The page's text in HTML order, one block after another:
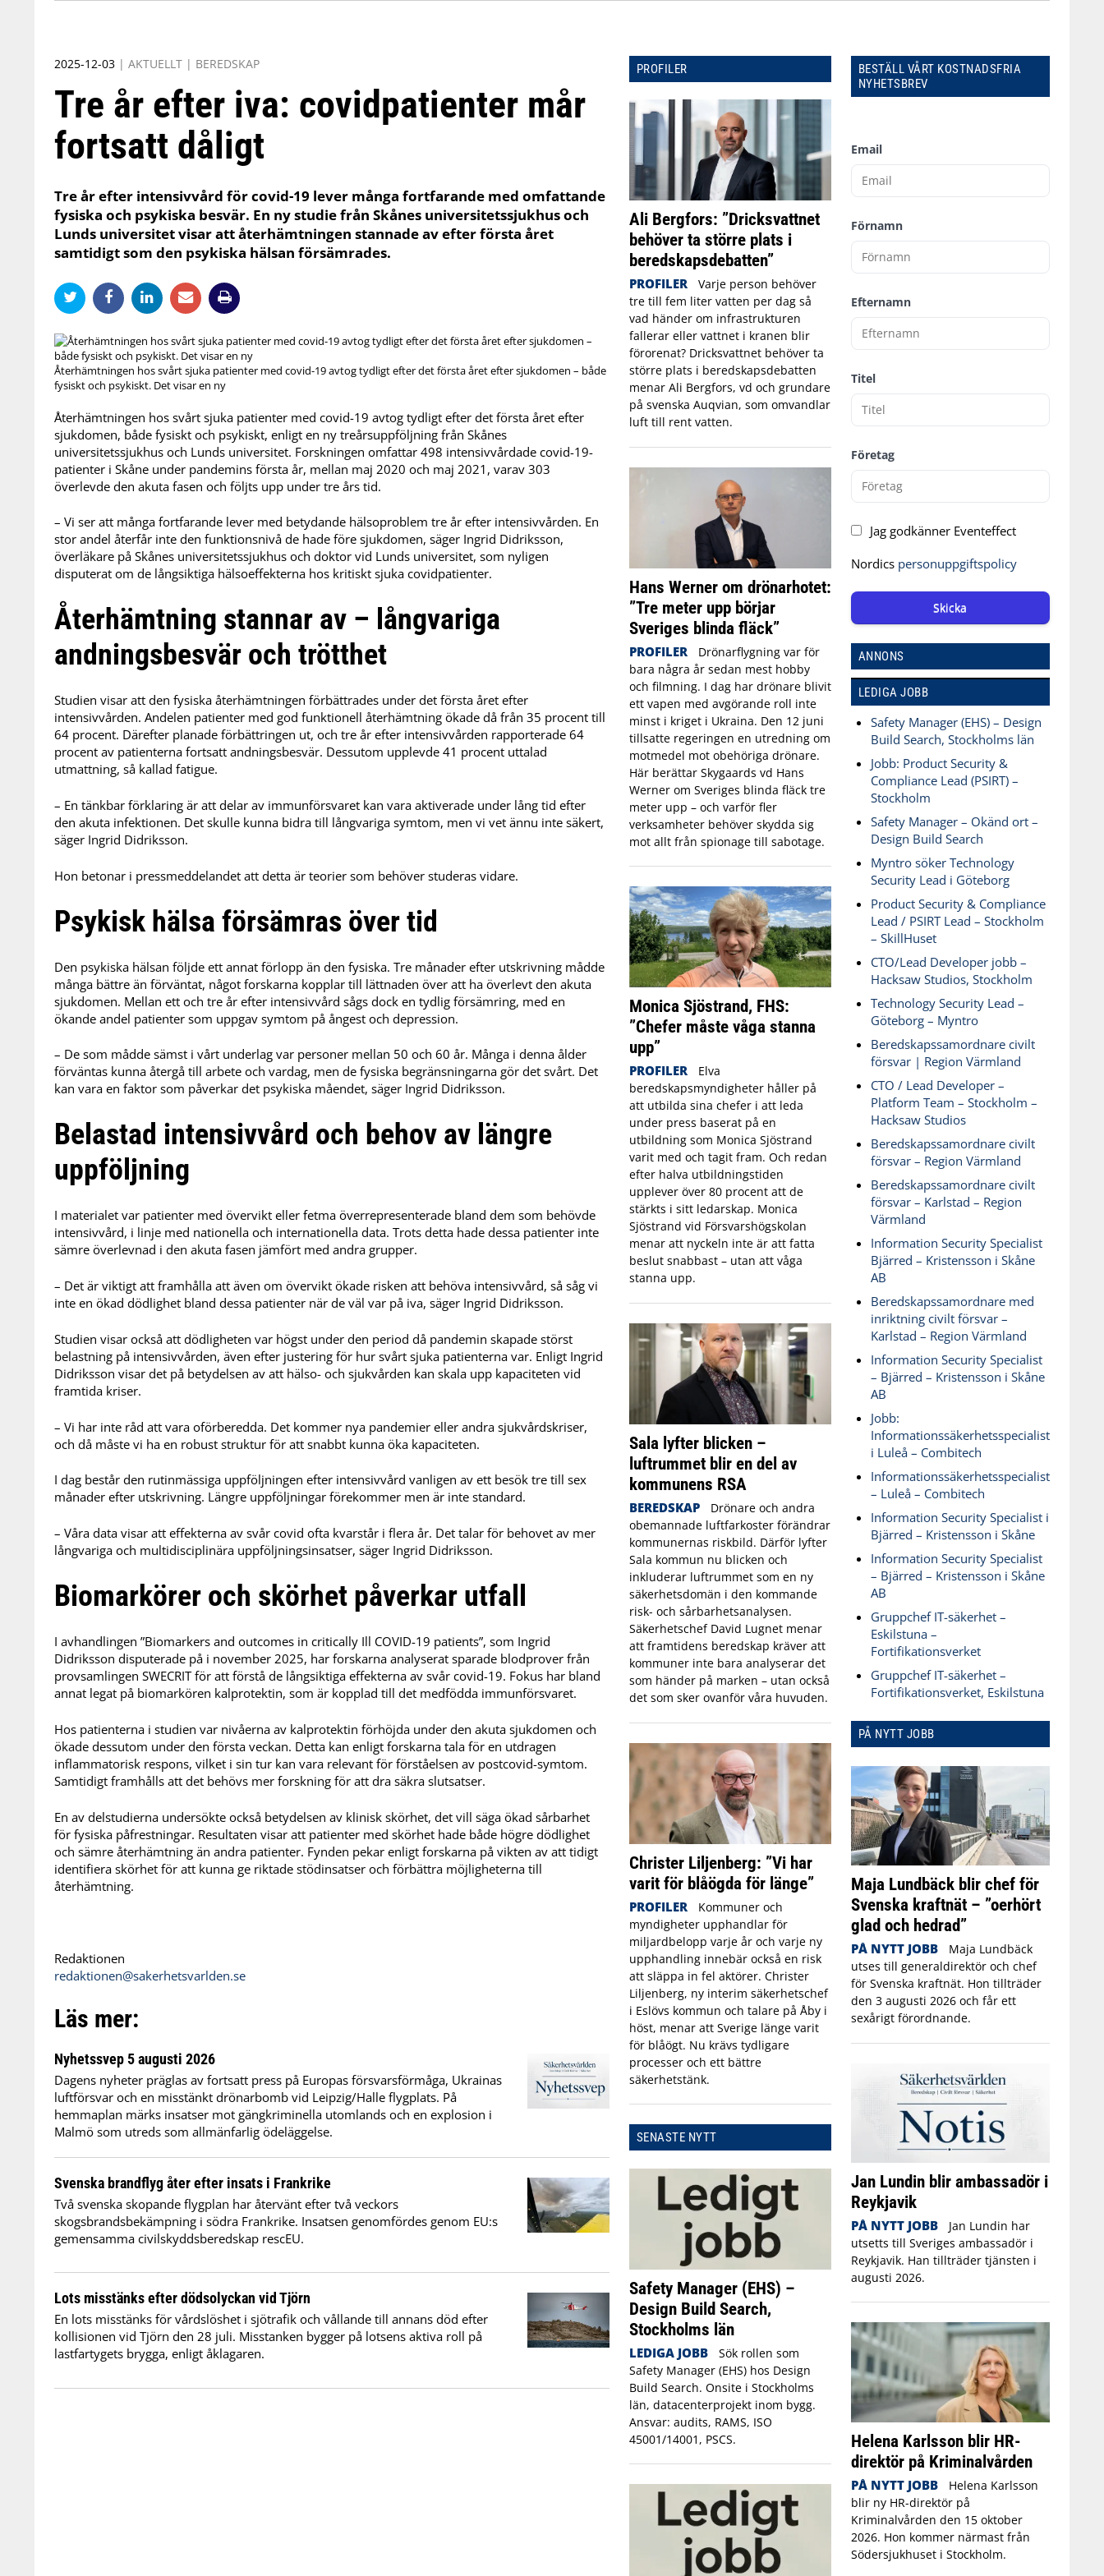
2025-12-03 | AKTUELLT | BEREDSKAP
Tre år efter iva: covidpatienter mår
fortsatt dåligt
Tre år efter intensivvård för covid-19 lever många fortfarande med omfattande
fysiska och psykiska besvär. En ny studie från Skånes universitetssjukhus och
Lunds universitet visar att återhämtningen stannade av efter första året
samtidigt som den psykiska hälsan försämrades.
Återhämtningen hos svårt sjuka patienter med covid-19 avtog tydligt efter det första året efter sjukdomen – både
fysiskt och psykiskt. Det visar en ny
Återhämtningen hos svårt sjuka patienter med covid-19 avtog tydligt efter det första året efter
sjukdomen, både fysiskt och psykiskt, enligt en ny treårsuppföljning från Skånes
universitetssjukhus och Lunds universitet. Forskningen omfattar 498 intensivvårdade covid-19-
patienter i Skåne under pandemins första år, mellan maj 2020 och maj 2021, varav 303
överlevde den akuta fasen och följts upp under tre års tid.
– Vi ser att många fortfarande lever med betydande hälsoproblem tre år efter intensivvården. En
stor andel återfår inte den funktionsnivå de hade före sjukdomen, säger Ingrid Didriksson,
överläkare på Skånes universitetssjukhus och doktor vid Lunds universitet, som nyligen
disputerat om de långsiktiga hälsoeffekterna hos kritiskt sjuka covidpatienter.
Återhämtning stannar av – långvariga
andningsbesvär och trötthet
Studien visar att den fysiska återhämtningen förbättrades under det första året efter
intensivvården. Andelen patienter med god funktionell återhämtning ökade då från 35 procent till
64 procent. Därefter planade förbättringen ut, och tre år efter intensivvården rapporterade 64
procent av patienterna fortsatt andningsbesvär. Dessutom upplevde 41 procent uttalad
utmattning, så kallad fatigue.
– En tänkbar förklaring är att delar av immunförsvaret kan vara aktiverade under lång tid efter
den akuta infektionen. Det skulle kunna bidra till långvariga symtom, men vi vet ännu inte säkert,
säger Ingrid Didriksson.
Hon betonar i pressmeddelandet att detta är teorier som behöver studeras vidare.
Psykisk hälsa försämras över tid
Den psykiska hälsan följde ett annat förlopp än den fysiska. Tre månader efter utskrivning mådde
många bättre än förväntat, något forskarna kopplar till lättnaden över att ha överlevt den akuta
sjukdomen. Mellan ett och tre år efter intensivvård sågs dock en tydlig försämring, med en
ökande andel patienter som uppgav symtom på ångest och depression.
– De som mådde sämst i vårt underlag var personer mellan 50 och 60 år. Många i denna ålder
förväntas kunna återgå till arbete och vardag, men de fysiska begränsningarna gör det svårt. Det
kan vara en faktor som påverkar det psykiska måendet, säger Ingrid Didriksson.
Belastad intensivvård och behov av längre
uppföljning
I materialet var patienter med övervikt eller fetma överrepresenterade bland dem som behövde
intensivvård, i linje med nationella och internationella data. Trots detta hade dessa patienter inte
sämre överlevnad i den akuta fasen jämfört med andra grupper.
– Det är viktigt att framhålla att även om övervikt ökade risken att behöva intensivvård, så såg vi
inte en ökad dödlighet bland dessa patienter när de väl var på iva, säger Ingrid Didriksson.
Studien visar också att dödligheten var högst under den period då pandemin skapade störst
belastning på intensivvården, även efter justering för hur svårt sjuka patienterna var. Enligt Ingrid
Didriksson visar det på betydelsen av att hälso- och sjukvården kan skala upp kapaciteten vid
framtida kriser.
– Vi har inte råd att vara oförberedda. Det kommer nya pandemier eller andra sjukvårdskriser,
och då måste vi ha en robust struktur för att snabbt kunna öka kapaciteten.
I dag består den rutinmässiga uppföljningen efter intensivvård vanligen av ett besök tre till sex
månader efter utskrivning. Längre uppföljningar förekommer men är inte standard.
– Våra data visar att effekterna av svår covid ofta kvarstår i flera år. Det talar för behovet av mer
långvariga och multidisciplinära uppföljningsinsatser, säger Ingrid Didriksson.
Biomarkörer och skörhet påverkar utfall
I avhandlingen ”Biomarkers and outcomes in critically Ill COVID-19 patients”, som Ingrid
Didriksson disputerade på i november 2025, har forskarna analyserat sparade blodprover från
provsamlingen SWECRIT för att förstå de långsiktiga effekterna av svår covid-19. Fokus har bland
annat legat på biomarkören kalprotektin, som är kopplad till det medfödda immunförsvaret.
Hos patienterna i studien var nivåerna av kalprotektin förhöjda under den akuta sjukdomen och
ökade dessutom under den första veckan. Detta kan enligt forskarna tala för en utdragen
inflammatorisk respons, vilket i sin tur kan vara relevant för förståelsen av postcovid-symtom.
Samtidigt framhålls att det behövs mer forskning för att dra säkra slutsatser.
En av delstudierna undersökte också betydelsen av klinisk skörhet, det vill säga ökad sårbarhet
för fysiska påfrestningar. Resultaten visar att patienter med skörhet hade både högre dödlighet
och sämre återhämtning än andra patienter. Fynden pekar enligt forskarna på vikten av att tidigt
identifiera skörhet för att kunna ge riktade stödinsatser och förbättra möjligheterna till
återhämtning.
Redaktionen
redaktionen@sakerhetsvarlden.se
Läs mer:
Nyhetssvep 5 augusti 2026
Dagens nyheter präglas av fortsatt press på Europas försvarsförmåga, Ukrainas
luftförsvar och en misstänkt drönarbomb vid Leipzig/Halle flygplats. På
hemmaplan märks insatser mot gängkriminella utomlands och en explosion i
Malmö som utreds som allmänfarlig ödeläggelse.
Svenska brandflyg åter efter insats i Frankrike
Två svenska skopande flygplan har återvänt efter två veckors
skogsbrandsbekämpning i södra Frankrike. Insatsen genomfördes genom EU:s
gemensamma civilskyddsberedskap rescEU.
Lots misstänks efter dödsolyckan vid Tjörn
En lots misstänks för vårdslöshet i sjötrafik och vållande till annans död efter
kollisionen vid Tjörn den 28 juli. Misstanken bygger på lotsens aktiva roll på
lastfartygets brygga, enligt åklagaren.
PROFILER
Ali Bergfors: ”Dricksvattnet
behöver ta större plats i
beredskapsdebatten”
PROFILER
Varje person behöver
tre till fem liter vatten per dag så
vad händer om infrastrukturen
fallerar eller vattnet i kranen blir
förorenat? Dricksvattnet behöver ta
större plats i beredskapsdebatten
menar Ali Bergfors, vd och grundare
på svenska Auqvian, som omvandlar
luft till rent vatten.
Hans Werner om drönarhotet:
”Tre meter upp börjar
Sveriges blinda fläck”
PROFILER
Drönarflygning var för
bara några år sedan mest hobby
och filmning. I dag har drönare blivit
ett vapen med avgörande roll inte
minst i kriget i Ukraina. Den 12 juni
tillsatte regeringen en utredning om
motmedel mot obehöriga drönare.
Här berättar Skygaards vd Hans
Werner om Sveriges blinda fläck tre
meter upp – och varför fler
verksamheter behöver skydda sig
mot allt från spionage till sabotage.
Monica Sjöstrand, FHS:
”Chefer måste våga stanna
upp”
PROFILER
Elva
beredskapsmyndigheter håller på
att utbilda sina chefer i att leda
under press baserat på en
utbildning som Monica Sjöstrand
varit med och tagit fram. Och redan
efter halva utbildningstiden
upplever över 80 procent att de
stärkts i sitt ledarskap. Monica
Sjöstrand vid Försvarshögskolan
menar att nyckeln inte är att fatta
beslut snabbast – utan att våga
stanna upp.
Sala lyfter blicken –
luftrummet blir en del av
kommunens RSA
BEREDSKAP
Drönare och andra
obemannade luftfarkoster förändrar
kommunernas riskbild. Därför lyfter
Sala kommun nu blicken och
inkluderar luftrummet som en ny
säkerhetsdomän i den kommande
risk- och sårbarhetsanalysen.
Säkerhetschef David Lugnet menar
att framtidens beredskap kräver att
kommuner inte bara analyserar det
som händer på marken – utan också
det som sker ovanför våra huvuden.
Christer Liljenberg: ”Vi har
varit för blåögda för länge”
PROFILER
Kommuner och
myndigheter upphandlar för
miljardbelopp varje år och varje ny
upphandling innebär också en risk
att släppa in fel aktörer. Christer
Liljenberg, ny interim säkerhetschef
i Eslövs kommun och talare på Åby i
höst, menar att Sverige länge varit
för blåögt. Nu krävs tydligare
processer och ett bättre
säkerhetstänk.
SENASTE NYTT
Safety Manager (EHS) –
Design Build Search,
Stockholms län
LEDIGA JOBB
Sök rollen som
Safety Manager (EHS) hos Design
Build Search. Onsite i Stockholms
län, datacenterprojekt inom bygg.
Ansvar: audits, RAMS, ISO
45001/14001, PSCS.
BESTÄLL VÅRT KOSTNADSFRIA
NYHETSBREV
Email
Förnamn
Efternamn
Titel
Företag
Jag godkänner Eventeffect
Nordics personuppgiftspolicy
Skicka
ANNONS
LEDIGA JOBB
Safety Manager (EHS) – Design
Build Search, Stockholms län
Jobb: Product Security &
Compliance Lead (PSIRT) –
Stockholm
Safety Manager – Okänd ort –
Design Build Search
Myntro söker Technology
Security Lead i Göteborg
Product Security & Compliance
Lead / PSIRT Lead – Stockholm
– SkillHuset
CTO/Lead Developer jobb –
Hacksaw Studios, Stockholm
Technology Security Lead –
Göteborg – Myntro
Beredskapssamordnare civilt
försvar | Region Värmland
CTO / Lead Developer –
Platform Team – Stockholm –
Hacksaw Studios
Beredskapssamordnare civilt
försvar – Region Värmland
Beredskapssamordnare civilt
försvar – Karlstad – Region
Värmland
Information Security Specialist
Bjärred – Kristensson i Skåne
AB
Beredskapssamordnare med
inriktning civilt försvar –
Karlstad – Region Värmland
Information Security Specialist
– Bjärred – Kristensson i Skåne
AB
Jobb:
Informationssäkerhetsspecialist
i Luleå – Combitech
Informationssäkerhetsspecialist
– Luleå – Combitech
Information Security Specialist i
Bjärred – Kristensson i Skåne
Information Security Specialist
– Bjärred – Kristensson i Skåne
AB
Gruppchef IT-säkerhet –
Eskilstuna –
Fortifikationsverket
Gruppchef IT-säkerhet –
Fortifikationsverket, Eskilstuna
PÅ NYTT JOBB
Maja Lundbäck blir chef för
Svenska kraftnät – ”oerhört
glad och hedrad”
PÅ NYTT JOBB
Maja Lundbäck
utses till generaldirektör och chef
för Svenska kraftnät. Hon tillträder
den 3 augusti 2026 och får ett
sexårigt förordnande.
Jan Lundin blir ambassadör i
Reykjavik
PÅ NYTT JOBB
Jan Lundin har
utsetts till Sveriges ambassadör i
Reykjavik. Han tillträder tjänsten i
augusti 2026.
Helena Karlsson blir HR-
direktör på Kriminalvården
PÅ NYTT JOBB
Helena Karlsson
blir ny HR-direktör på
Kriminalvården den 15 oktober
2026. Hon kommer närmast från
Södersjukhuset i Stockholm.